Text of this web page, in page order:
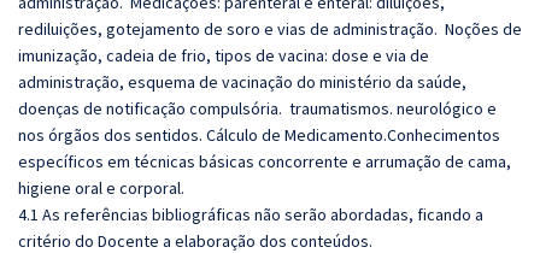
rediluições, gotejamento de soro e vias de administração. Noções de
imunização, cadeia de frio, tipos de vacina: dose e via de
administração, esquema de vacinação do ministério da saúde,
doenças de notificação compulsória. traumatismos. neurológico e
nos órgãos dos sentidos. Cálculo de Medicamento.Conhecimentos
específicos em técnicas básicas concorrente e arrumação de cama,
higiene oral e corporal.
4.1 As referências bibliográficas não serão abordadas, ficando a
critério do Docente a elaboração dos conteúdos.